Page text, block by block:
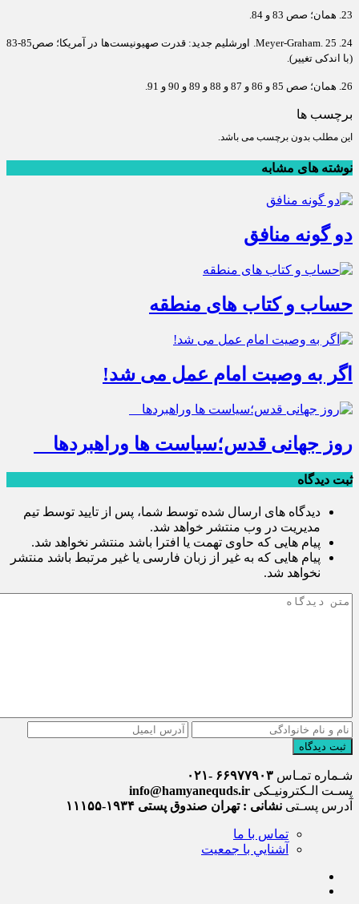
23. همان؛ صص 83 و 84.
24. Meyer-Graham. 25. اورشلیم جدید: قدرت صهیونیست‌ها در آمریکا؛ صص85-83
(با اندکی تغییر).
26. همان؛ صص 85 و 86 و 87 و 88 و 89 و 90 و 91.
برچسب ها
این مطلب بدون برچسب می باشد.
نوشته های مشابه
دو گونه منافق
حساب و کتاب های منطقه
اگر به وصیت امام عمل می شد!
روز جهانی قدس؛سیاست ها وراهبردها
ثبت دیدگاه
دیدگاه های ارسال شده توسط شما، پس از تایید توسط تیم
مدیریت در وب منتشر خواهد شد.
پیام هایی که حاوی تهمت یا افترا باشد منتشر نخواهد شد.
پیام هایی که به غیر از زبان فارسی یا غیر مرتبط باشد منتشر
نخواهد شد.
ثبت دیدگاه
شـماره تمـاس ۶۶۹۷۷۹۰۳ -۰۲۱
پسـت الـکترونیـکی info@hamyanequds.ir
آدرس پسـتی نشانی : تهران صندوق پستی ۱۹۳۴-۱۱۱۵۵
تماس با ما
آشنايي با جمعيت